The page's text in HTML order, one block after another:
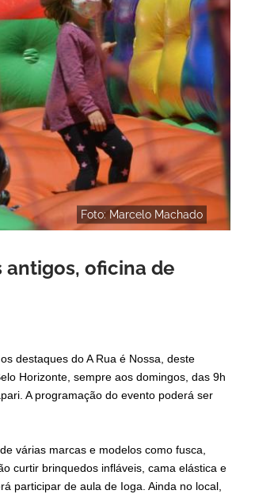
Foto: Marcelo Machado
antigos, oficina de
destaques do A Rua é Nossa, deste
Horizonte, sempre aos domingos, das 9h
A programação do evento poderá ser
várias marcas e modelos como fusca,
curtir brinquedos infláveis, cama elástica e
participar de aula de Ioga. Ainda no local,